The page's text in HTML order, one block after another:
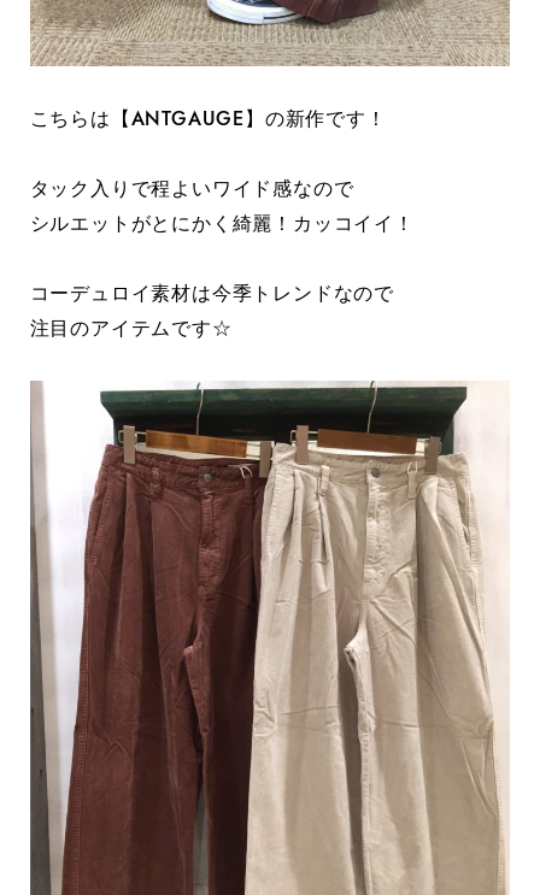
こちらは【ANTGAUGE】の新作です！
タック入りで程よいワイド感なので
シルエットがとにかく綺麗！カッコイイ！
コーデュロイ素材は今季トレンドなので
注目のアイテムです☆